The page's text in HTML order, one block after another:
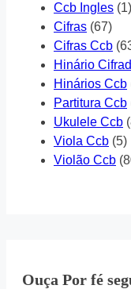
Ccb Ingles (1)
Cifras (67)
Cifras Ccb
Hinário
Hinários Ccb
Partitura Ccb
Ukulele Ccb
Viola Ccb (5)
Violão Ccb
Ouça Por fé